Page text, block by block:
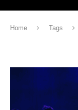
Home Tags